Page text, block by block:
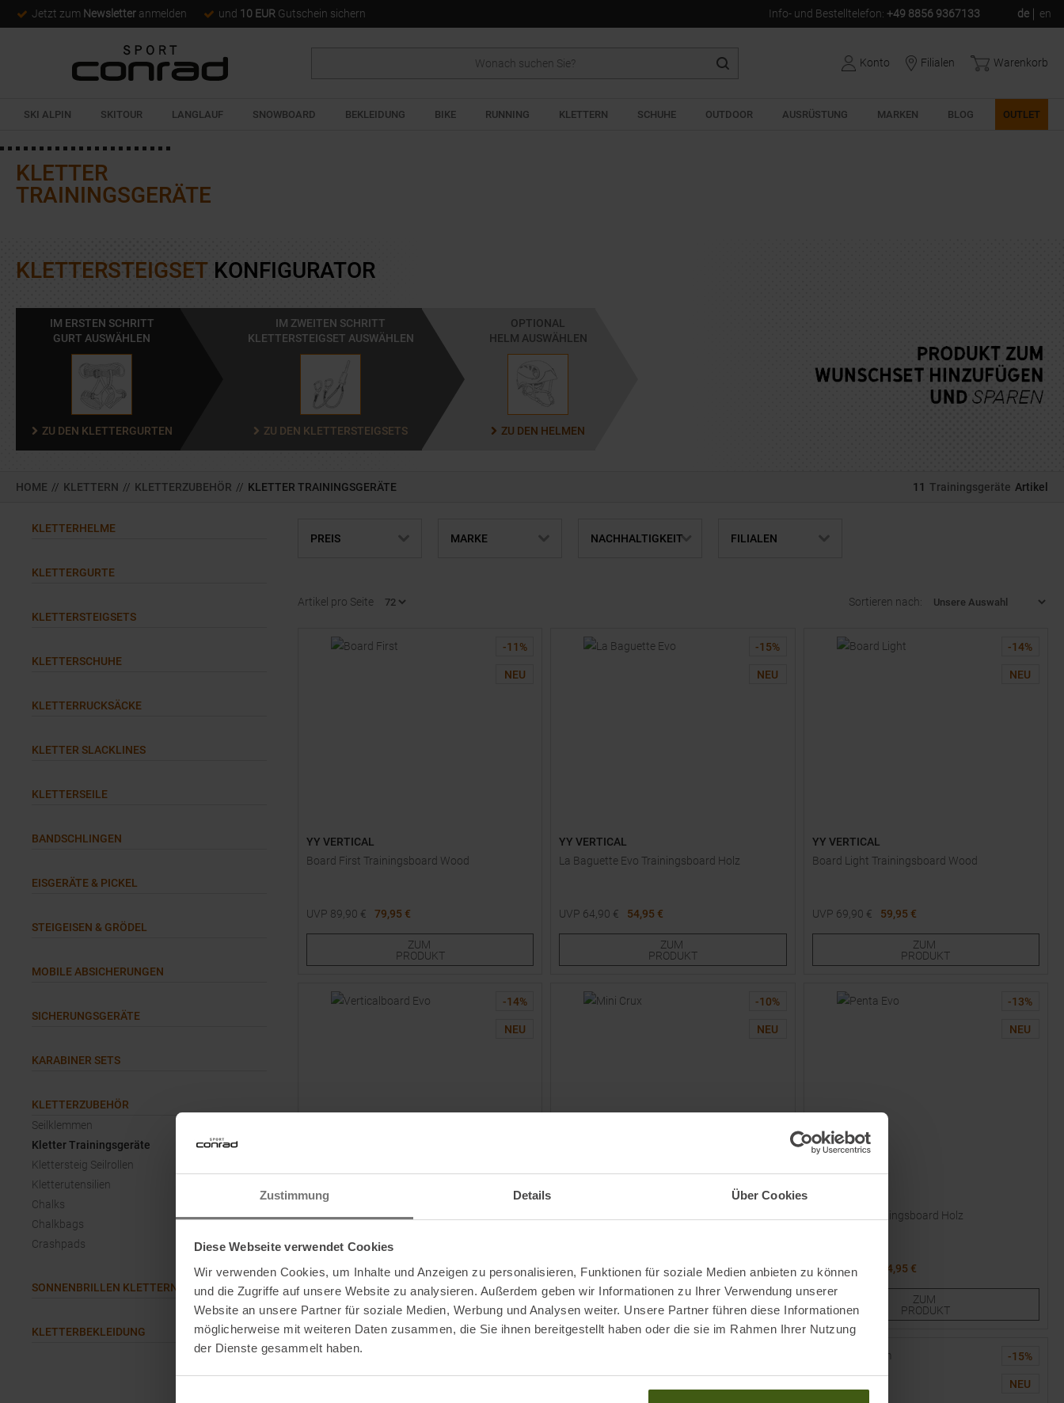
Zustimmung Details Über Cookies
Diese Webseite verwendet Cookies
Wir verwenden Cookies, um Inhalte und Anzeigen zu personalisieren, Funktionen für soziale Medien anbieten zu können
und die Zugriffe auf unsere Website zu analysieren. Außerdem geben wir Informationen zu Ihrer Verwendung unserer
Website an unsere Partner für soziale Medien, Werbung und Analysen weiter. Unsere Partner führen diese Informationen
möglicherweise mit weiteren Daten zusammen, die Sie ihnen bereitgestellt haben oder die sie im Rahmen Ihrer Nutzung
der Dienste gesammelt haben.
Jetzt zum Newsletter anmelden und 10 EUR Gutschein sichern Info- und Bestelltelefon: +49 8856 9367133 de en
Konto Filialen Warenkorb
SKI ALPIN SKITOUR LANGLAUF SNOWBOARD BEKLEIDUNG BIKE RUNNING KLETTERN SCHUHE OUTDOOR AUSRÜSTUNG MARKEN BLOG OUTLET
KLETTER
TRAININGSGERÄTE
KLETTERSTEIGSET KONFIGURATOR
IM ERSTEN SCHRITT
GURT AUSWÄHLEN
ZU DEN KLETTERGURTEN
IM ZWEITEN SCHRITT
KLETTERSTEIGSET AUSWÄHLEN
ZU DEN KLETTERSTEIGSETS
OPTIONAL
HELM AUSWÄHLEN
ZU DEN HELMEN
HOME // KLETTERN // KLETTERZUBEHÖR // KLETTER TRAININGSGERÄTE 11 Trainingsgeräte Artikel
KLETTERHELME
KLETTERGURTE
KLETTERSTEIGSETS
KLETTERSCHUHE
KLETTERRUCKSÄCKE
KLETTER SLACKLINES
KLETTERSEILE
BANDSCHLINGEN
EISGERÄTE & PICKEL
STEIGEISEN & GRÖDEL
MOBILE ABSICHERUNGEN
SICHERUNGSGERÄTE
KARABINER SETS
KLETTERZUBEHÖR
Seilklemmen
Kletter Trainingsgeräte
Klettersteig Seilrollen
Kletterutensilien
Chalks
Chalkbags
Crashpads
SONNENBRILLEN KLETTERN
KLETTERBEKLEIDUNG
PREIS MARKE NACHHALTIGKEIT FILIALEN
Artikel pro Seite Sortieren nach:
-11 %
NEU
YY VERTICAL
Board First Trainingsboard Wood
UVP 89,90 €
79,95 €
ZUM
PRODUKT
-15%
NEU
YY VERTICAL
La Baguette Evo Trainingsboard Holz
UVP 64,90 €
54,95 €
ZUM
PRODUKT
-14%
NEU
YY VERTICAL
Board Light Trainingsboard Wood
UVP 69,90 €
59,95 €
ZUM
PRODUKT
-14%
NEU
YY VERTICAL
Verticalboard Evo Trainingsboard
UVP 139,90€
119,95 €
ZUM
PRODUKT
-10%
NEU
UVP 29,90€
26,90 €
ZUM
PRODUKT
-13%
NEU
Penta Evo Trainingsboard Holz
UVP74,90
64,95 €
ZUM
PRODUKT
-15%
NEU